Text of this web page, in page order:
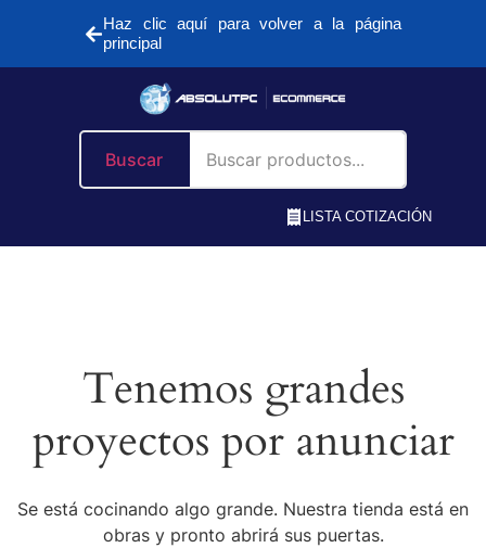
Haz clic aquí para volver a la página
principal
Buscar
LISTA COTIZACIÓN
Tenemos grandes
proyectos por anunciar
Se está cocinando algo grande. Nuestra tienda está en
obras y pronto abrirá sus puertas.